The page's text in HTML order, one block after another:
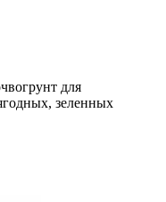
для
зеленных